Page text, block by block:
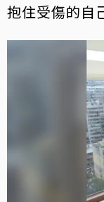
抱住受傷的自